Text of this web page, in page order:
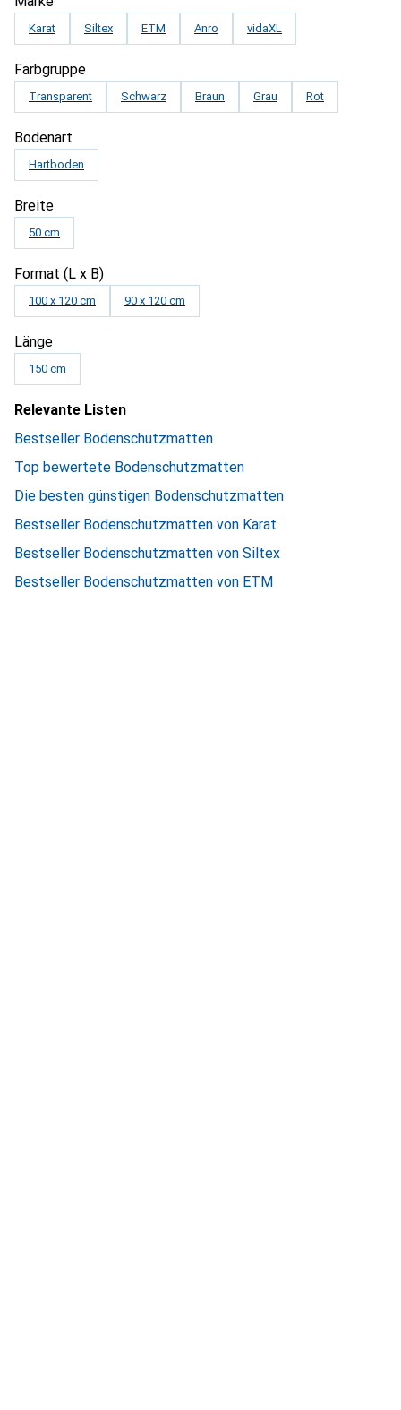
Karat Siltex ETM Anro vidaXL
Farbgruppe
Transparent Schwarz Braun Grau Rot
Bodenart
Hartboden
Breite
50 cm
Format (L x B)
100 x 120 cm 90 x 120 cm
Länge
150 cm
Relevante Listen
Bestseller Bodenschutzmatten
Top bewertete Bodenschutzmatten
Die besten günstigen Bodenschutzmatten
Bestseller Bodenschutzmatten von Karat
Bestseller Bodenschutzmatten von Siltex
Bestseller Bodenschutzmatten von ETM